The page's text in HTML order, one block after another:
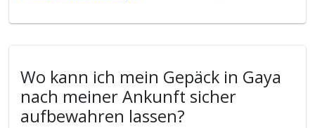
Wo kann ich mein Gepäck in Gaya
nach meiner Ankunft sicher
aufbewahren lassen?